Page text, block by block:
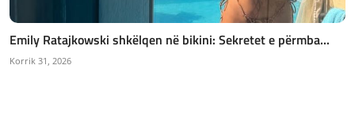
Emily Ratajkowski shkëlqen në bikini: Sekretet e përmba...
Korrik 31, 2026